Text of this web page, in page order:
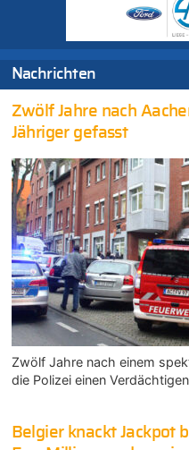
Nachrichten
Zwölf Jahre nach
Jähriger gefasst
Zwölf Jahre nach einem
die Polizei einen
Belgier knackt Jackpot